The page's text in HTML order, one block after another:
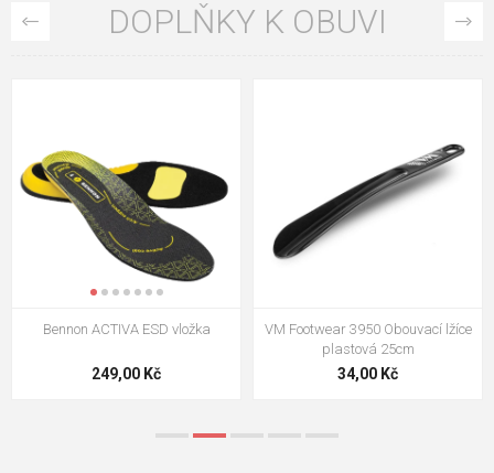
DOPLŇKY K OBUVI
VM Footwear 3009 Vkládací stélka
124,00 Kč
VM Footwear 3102 Tkaničky
ploché
18,70 Kč